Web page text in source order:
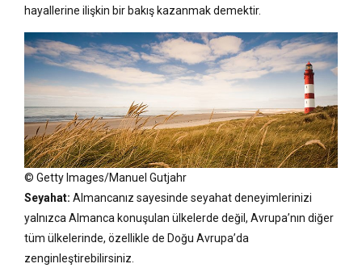
hayallerine ilişkin bir bakış kazanmak demektir.
© Getty Images/Manuel Gutjahr
Seyahat: Almancanız sayesinde seyahat deneyimlerinizi
yalnızca Almanca konuşulan ülkelerde değil, Avrupa’nın diğer
tüm ülkelerinde, özellikle de Doğu Avrupa’da
zenginleştirebilirsiniz.